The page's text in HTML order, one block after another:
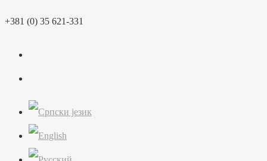
to
+381 (0) 35 621-331